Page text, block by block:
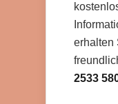
erhalten
2533